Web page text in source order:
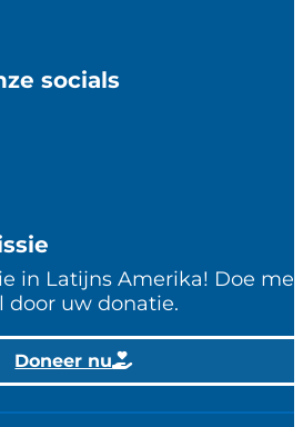
socials
in Latijns Amerika! Doe
door uw donatie.
Doneer nu